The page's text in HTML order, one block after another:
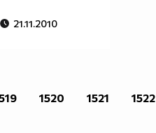
21.11.2010
1520 1521 1522